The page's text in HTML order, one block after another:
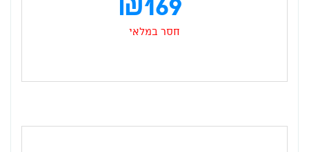
היה:
185 ₪.
המחיר
הנוכחי
הוא:
חסר במלאי